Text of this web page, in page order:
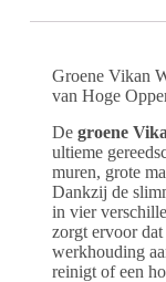
Groene Vikan
van Hoge
De groene
ultieme
muren, grote
Dankzij de
in vier
zorgt ervoor
werkhouding
reinigt of een